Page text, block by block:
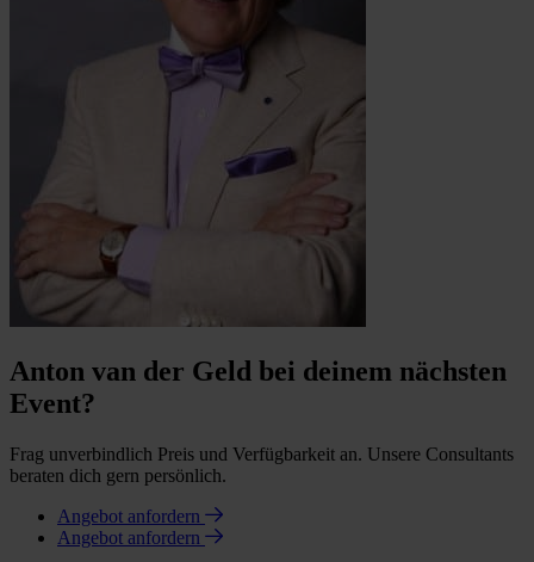
Anton van der Geld bei deinem nächsten
Event?
Frag unverbindlich Preis und Verfügbarkeit an. Unsere Consultants
beraten dich gern persönlich.
Angebot anfordern
Angebot anfordern